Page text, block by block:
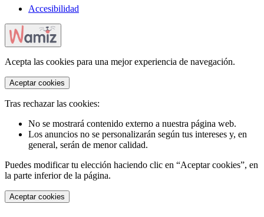
Accesibilidad
Acepta las cookies para una mejor experiencia de navegación.
Aceptar cookies
Tras rechazar las cookies:
No se mostrará contenido externo a nuestra página web.
Los anuncios no se personalizarán según tus intereses y, en
general, serán de menor calidad.
Puedes modificar tu elección haciendo clic en “Aceptar cookies”, en
la parte inferior de la página.
Aceptar cookies